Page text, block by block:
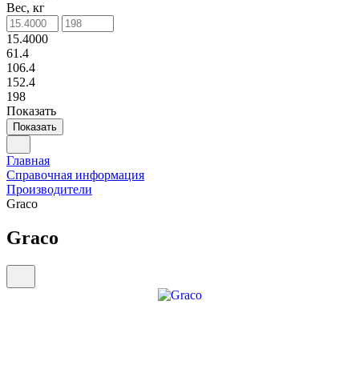
Вес, кг
15.4000
61.4
106.4
152.4
198
Показать
Показать
Главная
Справочная информация
Производители
Graco
Graco